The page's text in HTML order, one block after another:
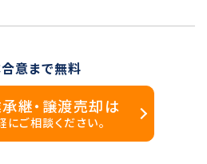
意まで無料
継・譲渡売却は
にご相談ください。